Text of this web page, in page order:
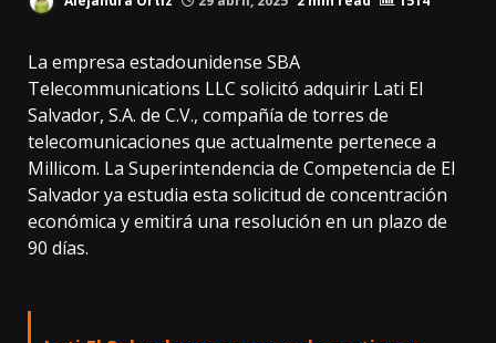
La empresa estadounidense SBA
Telecommunications LLC solicitó adquirir Lati El
Salvador, S.A. de C.V., compañía de torres de
telecomunicaciones que actualmente pertenece a
Millicom. La Superintendencia de Competencia de El
Salvador ya estudia esta solicitud de concentración
económica y emitirá una resolución en un plazo de
90 días.